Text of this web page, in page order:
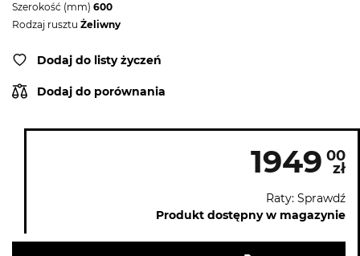
Szerokość (mm) 600
Rodzaj rusztu Żeliwny
Dodaj do listy życzeń
Dodaj do porównania
1949 00
zł
Raty: Sprawdź
Produkt dostępny w magazynie